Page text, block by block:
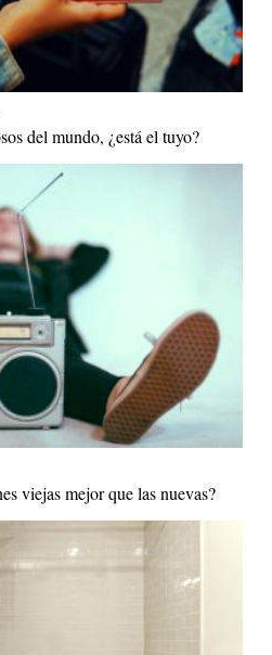
del mundo, ¿está el tuyo?
viejas mejor que las nuevas?